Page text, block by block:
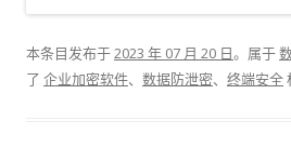
本条目发布于2023 年 07 月 20 日。属于
了 企业加密软件、 数据防泄密、 终端安全